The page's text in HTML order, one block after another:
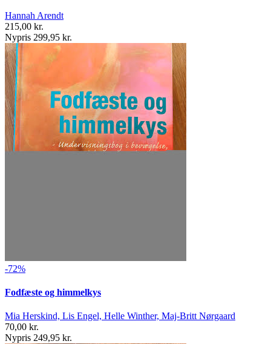
Hannah Arendt
215,00 kr.
Nypris 299,95 kr.
-72%
Fodfæste og himmelkys
Mia Herskind, Lis Engel, Helle Winther, Maj-Britt Nørgaard
70,00 kr.
Nypris 249,95 kr.